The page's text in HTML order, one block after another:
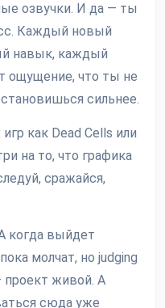
озвучки. И да — ты
Каждый новый
навык, каждый
ощущение, что ты не
сильнее.
как Dead Cells или
на то, что графика
сражайся,
когда выйдет
молчат, но judging
проект живой. А
сюда уже